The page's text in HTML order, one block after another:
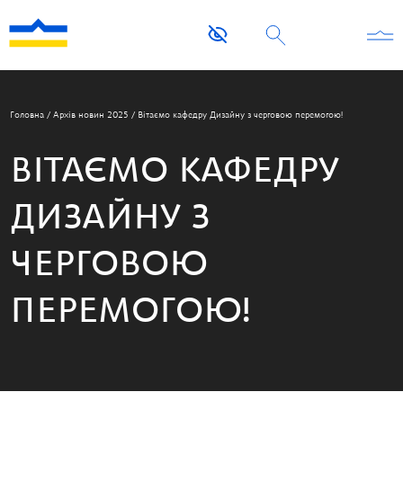
Головна / Архів новин 2025 / Вітаємо кафедру Дизайну з черговою перемогою!
ВІТАЄМО КАФЕДРУ
ДИЗАЙНУ З
ЧЕРГОВОЮ
ПЕРЕМОГОЮ!